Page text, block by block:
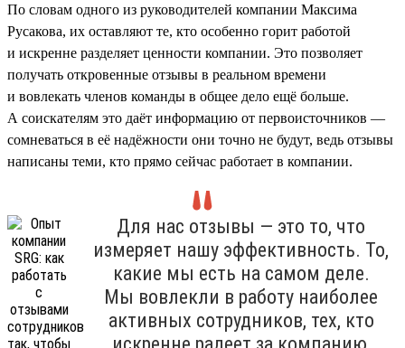
По словам одного из руководителей компании Максима
Русакова, их оставляют те, кто особенно горит работой
и искренне разделяет ценности компании. Это позволяет
получать откровенные отзывы в реальном времени
и вовлекать членов команды в общее дело ещё больше.
А соискателям это даёт информацию от первоисточников —
сомневаться в её надёжности они точно не будут, ведь отзывы
написаны теми, кто прямо сейчас работает в компании.
Для нас отзывы — это то, что
измеряет нашу эффективность. То,
какие мы есть на самом деле.
Мы вовлекли в работу наиболее
активных сотрудников, тех, кто